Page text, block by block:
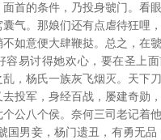
首的条件，乃投身虢门。看
气。那娘们还有点虐待狂哩
如意便大肆鞭挞。总之，在
容易讨得她欢心，要在圣上
，杨氏一族灰飞烟灭。天下
投军，身经百战，屡建奇勋
公八个侯。奈何三司老记着
国男妾，杨门遗丑，有勇无品